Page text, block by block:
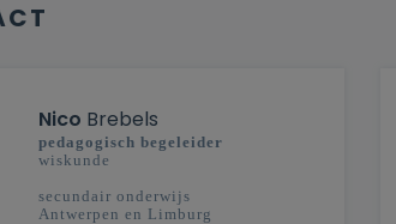
Nico Brebels
pedagogisch begeleider
wiskunde
secundair onderwijs
Antwerpen en Limburg